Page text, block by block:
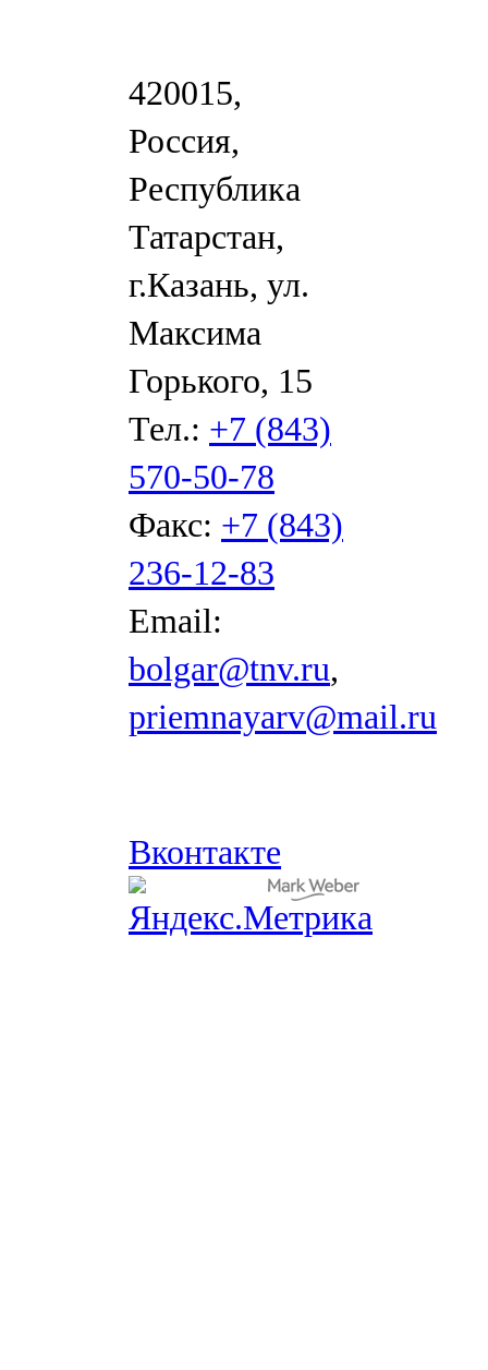
420015,
Россия,
Республика
Татарстан,
г.Казань, ул.
Максима
Горького, 15
Тел.: +7 (843)
570-50-78
Факс: +7 (843)
236-12-83
Email:
bolgar@tnv.ru,
priemnayarv@mail.ru
Вконтакте